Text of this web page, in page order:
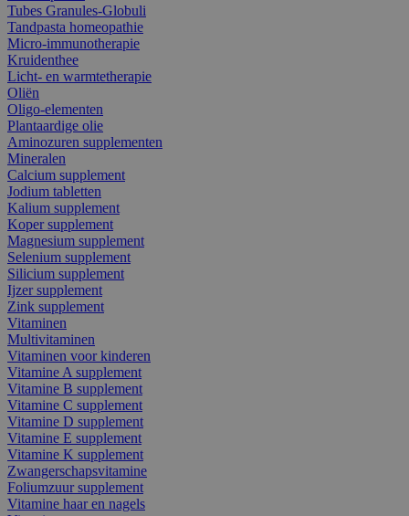
Tubes Granules-Globuli
Tandpasta homeopathie
Micro-immunotherapie
Kruidenthee
Licht- en warmtetherapie
Oliën
Oligo-elementen
Plantaardige olie
Aminozuren supplementen
Mineralen
Calcium supplement
Jodium tabletten
Kalium supplement
Koper supplement
Magnesium supplement
Selenium supplement
Silicium supplement
Ijzer supplement
Zink supplement
Vitaminen
Multivitaminen
Vitaminen voor kinderen
Vitamine A supplement
Vitamine B supplement
Vitamine C supplement
Vitamine D supplement
Vitamine E supplement
Vitamine K supplement
Zwangerschapsvitamine
Foliumzuur supplement
Vitamine haar en nagels